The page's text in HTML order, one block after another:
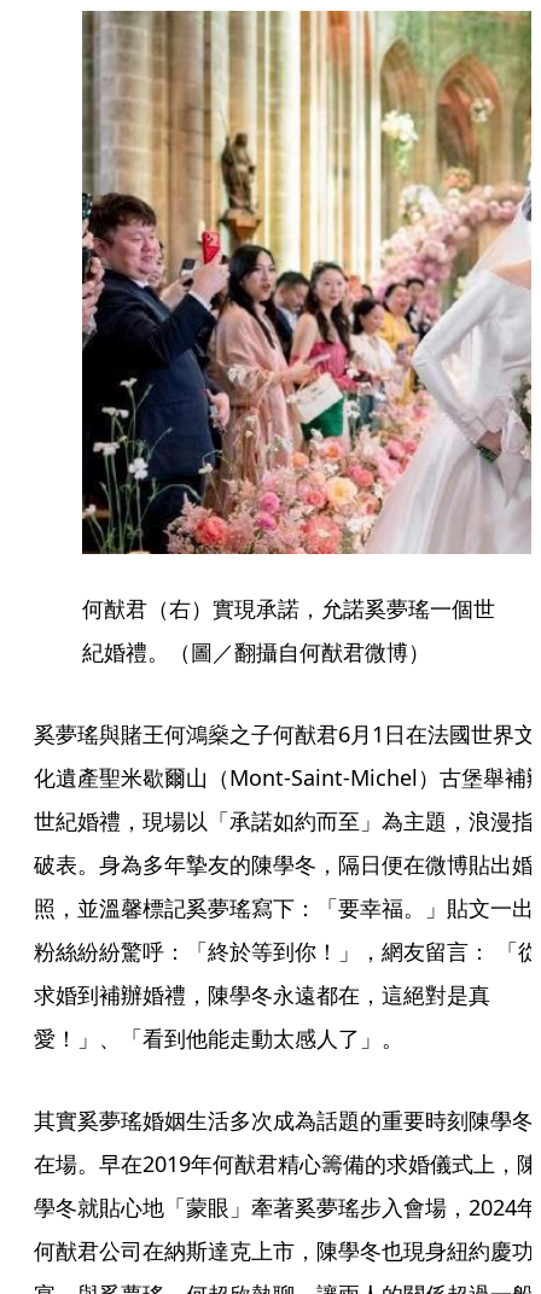
何猷君（右）實現承諾，允諾奚夢瑤一個世
紀婚禮。（圖／翻攝自何猷君微博）
奚夢瑤與賭王何鴻燊之子何猷君6月1日在法國世界文
化遺產聖米歇爾山（Mont-Saint-Michel）古堡舉補
世紀婚禮，現場以「承諾如約而至」為主題，浪漫指
破表。身為多年摯友的陳學冬，隔日便在微博貼出婚
照，並溫馨標記奚夢瑤寫下：「要幸福。」貼文一出
粉絲紛紛驚呼：「終於等到你！」，網友留言： 「從
求婚到補辦婚禮，陳學冬永遠都在，這絕對是真
愛！」、「看到他能走動太感人了」。
其實奚夢瑤婚姻生活多次成為話題的重要時刻陳學冬
在場。早在2019年何猷君精心籌備的求婚儀式上，陳
學冬就貼心地「蒙眼」牽著奚夢瑤步入會場，2024年
何猷君公司在納斯達克上市，陳學冬也現身紐約慶功